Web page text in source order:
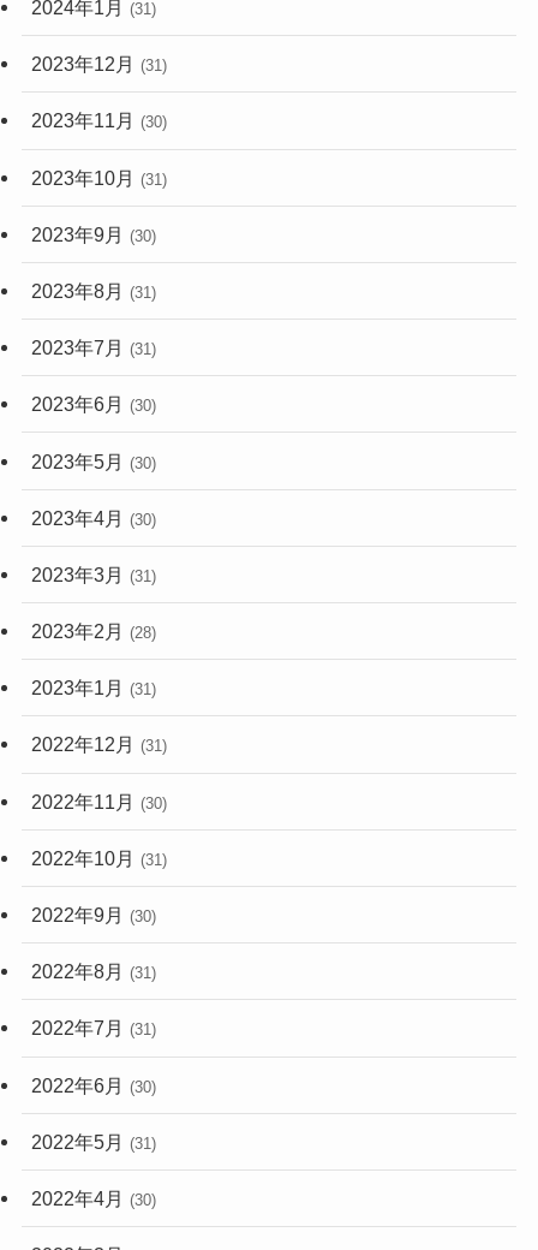
2024年1月 (31)
2023年12月 (31)
2023年11月 (30)
2023年10月 (31)
2023年9月 (30)
2023年8月 (31)
2023年7月 (31)
2023年6月 (30)
2023年5月 (30)
2023年4月 (30)
2023年3月 (31)
2023年2月 (28)
2023年1月 (31)
2022年12月 (31)
2022年11月 (30)
2022年10月 (31)
2022年9月 (30)
2022年8月 (31)
2022年7月 (31)
2022年6月 (30)
2022年5月 (31)
2022年4月 (30)